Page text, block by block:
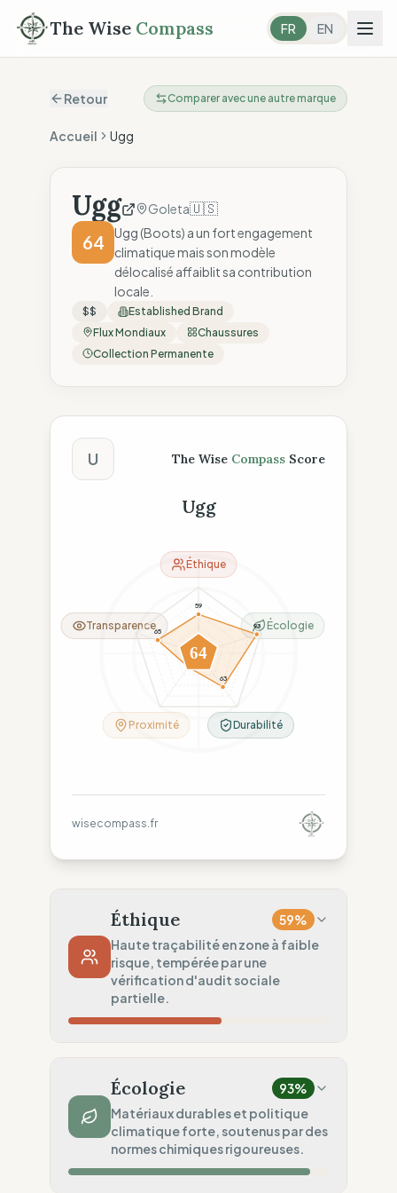
The Wise Compass FR EN
Retour Comparer avec une autre marque
Accueil Ugg
Ugg Goleta🇺🇸
64
Ugg (Boots) a un fort engagement
climatique mais son modèle
délocalisé affaiblit sa contribution
locale.
$$
Established Brand
Flux Mondiaux
Chaussures
Collection Permanente
Score The Wise Compass
U The Wise Compass Score
Ugg
59
93
63
26
65
64
Éthique
Écologie
Durabilité
Proximité
Transparence
wisecompass.fr
Éthique 59%
Haute traçabilité en zone à faible
risque, tempérée par une
vérification d'audit sociale
partielle.
Droits non garantis (Asie, Amérique)
Traçabilité 100
Liste publique Rangs 1 & 2
Audits Sociaux 50
Écologie 93%
Matériaux durables et politique
climatique forte, soutenus par des
normes chimiques rigoureuses.